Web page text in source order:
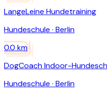
LangeLeine Hundetraining
Hundeschule · Berlin
0.0 km
DogCoach Indoor-
Hundeschule · Berlin